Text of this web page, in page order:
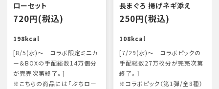
ローセット
720円(税込)
198kcal
[8/5(水)～ コラボ限定ミニカ
ー＆BOXの手配総数14万個分
が完売次第終了。]
※こちらの商品には「ぷちロー
長まぐろ 揚げネギ添え
250円(税込)
108kcal
[7/29(水)～ コラボピックの
手配総数27万枚分が完売次第
終了。］
※コラボピック（第1弾/全8種）